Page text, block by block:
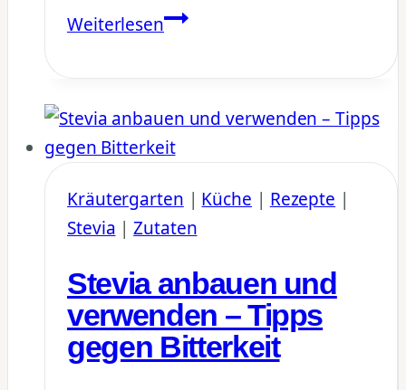
WeiterlesenSchokolade
machen:
Zutaten
Rezept
mit
Stevia
Kräutergarten | Küche | Rezepte |
Stevia |Zutaten
Stevia anbauen und
verwenden – Tipps
gegen Bitterkeit